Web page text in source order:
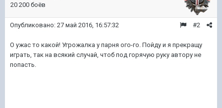
20 200 боёв
#2
Опубликовано: 27 май 2016, 16:57:32
О ужас то какой! Угрожалка у парня ого-го. Пойду и я прекращу
играть, так на всякий случай, чтоб под горячую руку автору не
попасть.